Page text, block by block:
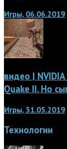
Игры, 06.06.2019
видео |
Quake II. Но
Игры, 31.05.2019
Технологии